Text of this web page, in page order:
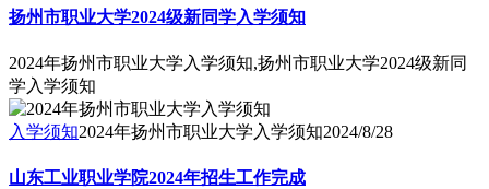
扬州市职业大学2024级新同学入学须知
2024年扬州市职业大学入学须知,扬州市职业大学2024级新同
学入学须知
入学须知2024年扬州市职业大学入学须知2024/8/28
山东工业职业学院2024年招生工作完成